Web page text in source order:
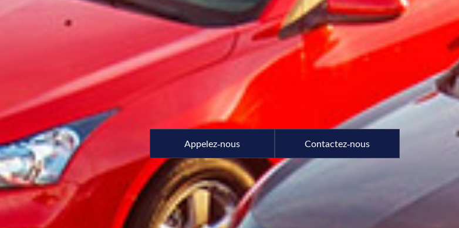
Appelez-nous Contactez-nous